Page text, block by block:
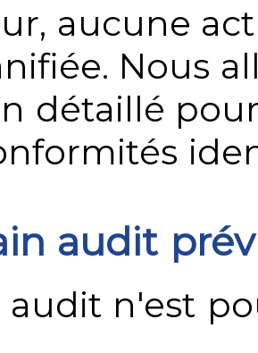
aucune
Nous
détaillé
audit
n'est